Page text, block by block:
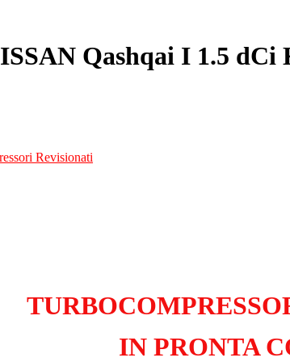
Qashqai I 1.5 dCi
Revisionati
IN PRONTA